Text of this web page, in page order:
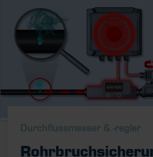
Durch­fluss­messer & ­-regler